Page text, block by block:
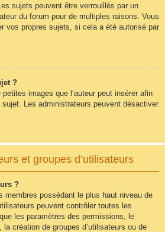
sujets peuvent être verrouillés par un
du forum pour de multiples raisons. Vous
vos propres sujets, si cela a été autorisé par
?
images que l’auteur peut insérer afin
sujet. Les administrateurs peuvent désactiver
et groupes d’utilisateurs
?
membres possédant le plus haut niveau de
peuvent contrôler toutes les
les paramètres des permissions, le
la création de groupes d’utilisateurs ou de